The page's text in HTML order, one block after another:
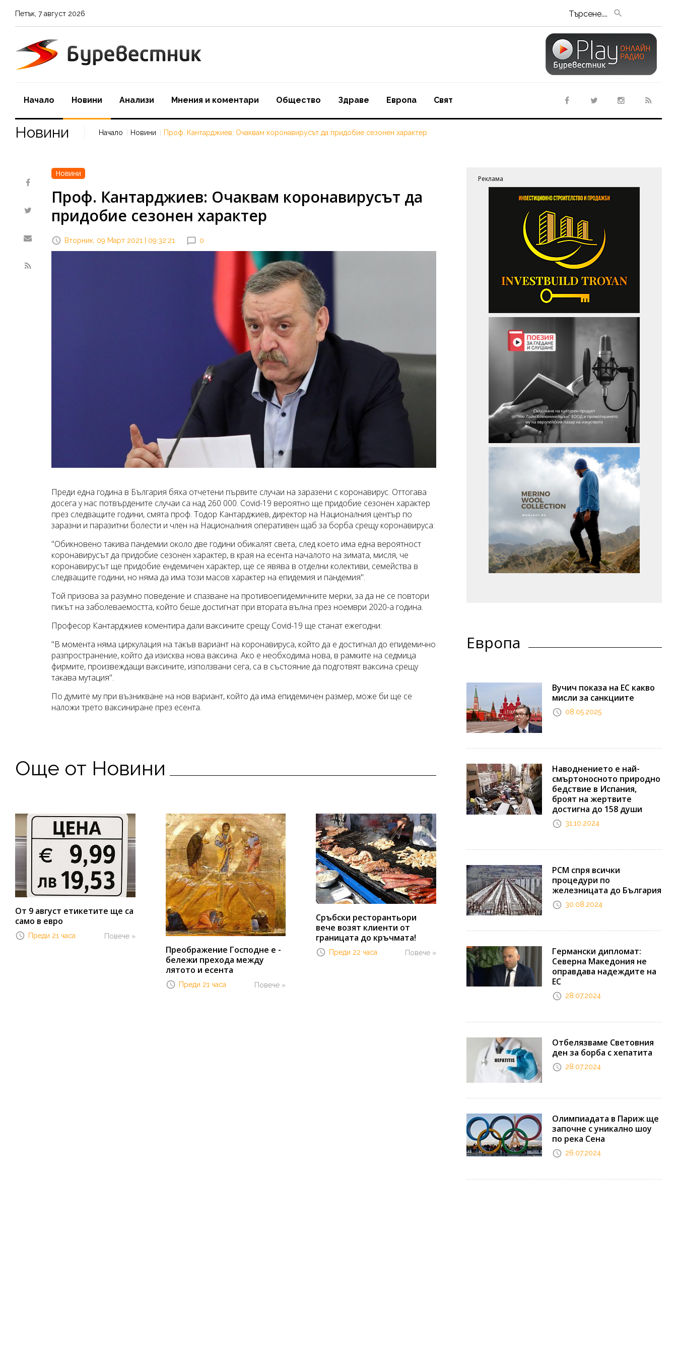
Петък 7 август 2026 Търсене....
Начало Новини Aнализи Мнения и коментари Oбщество Здраве Европа Свят
Новини Начало Новини Проф. Кантарджиев: Очаквам коронавирусът да придобие сезонен характер
Новини
Проф. Кантарджиев: Очаквам коронавирусът да
придобие сезонен характер
Вторник, 09 Март 2021 | 09:32:21 0
Преди една година в България бяха отчетени първите случаи на заразени с коронавирус. Оттогава
досега у нас потвърдените случаи са над 260 000. Covid-19 вероятно ще придобие сезонен характер
през следващите години, смята проф. Тодор Кантарджиев, директор на Националния център по
заразни и паразитни болести и член на Националния оперативен щаб за борба срещу коронавируса:
"Обикновено такива пандемии около две години обикалят света, след което има една вероятност
коронавирусът да придобие сезонен характер, в края на есента началото на зимата, мисля, че
коронавирусът ще придобие ендемичен характер, ще се явява в отделни колективи, семейства в
следващите години, но няма да има този масов характер на епидемия и пандемия".
Той призова за разумно поведение и спазване на противоепидемичните мерки, за да не се повтори
пикът на заболеваемостта, който беше достигнат при втората вълна през ноември 2020-а година.
Професор Кантарджиев коментира дали ваксините срещу Covid-19 ще станат ежегодни:
"В момента няма циркулация на такъв вариант на коронавируса, който да е достигнал до епидемично
разпространение, който да изисква нова ваксина. Ако е необходима нова, в рамките на седмица
фирмите, произвеждащи ваксините, използвани сега, са в състояние да подготвят ваксина срещу
такава мутация".
По думите му при възникване на нов вариант, който да има епидемичен размер, може би ще се
наложи трето ваксиниране през есента.
Още от Новини
От 9 август етикетите ще са
само в евро
Повече »
Преди 21 часа
Преображение Господне е -
бележи прехода между
лятото и есента
Повече »
Преди 21 часа
Сръбски ресторантьори
вече возят клиенти от
границата до кръчмата!
Повече »
Преди 22 часа
Реклама
Европа
Вучич показа на ЕС какво
мисли за санкциите
08.05.2025
Наводнението е най-
смъртоносното природно
бедствие в Испания,
броят на жертвите
достигна до 158 души
31.10.2024
РСМ спря всички
процедури по
железницата до България
30.08.2024
Германски дипломат:
Северна Македония не
оправдава надеждите на
ЕС
28.07.2024
Отбелязваме Световния
ден за борба с хепатита
28.07.2024
Олимпиадата в Париж ще
започне с уникално шоу
по река Сена
26.07.2024